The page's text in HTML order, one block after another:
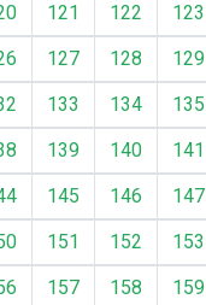
121 122 123
127 128 129
133 134 135
139 140 141
145 146 147
151 152 153
157 158 159